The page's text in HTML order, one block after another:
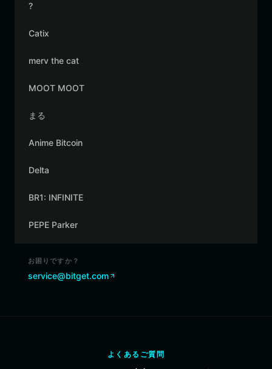
?
Catix
merv the cat
MOOT MOOT
まる
Anime Bitcoin
Delta
BR1: INFINITE
PEPE Parker
お困りですか？
service@bitget.com
よくあるご質問